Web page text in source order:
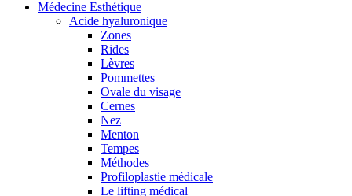
Médecine Esthétique
Acide hyaluronique
Zones
Rides
Lèvres
Pommettes
Ovale du visage
Cernes
Nez
Menton
Tempes
Méthodes
Profiloplastie médicale
Le lifting médical